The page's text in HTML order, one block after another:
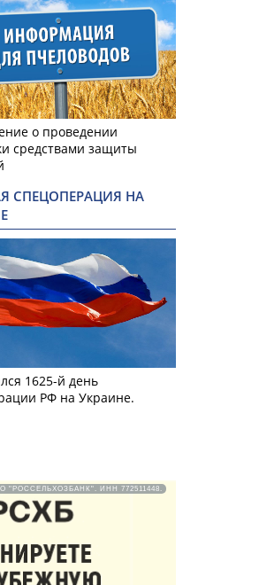
о проведении
средствами защиты
СПЕЦОПЕРАЦИЯ НА
1625-й день
РФ на Украине.
"РОССЕЛЬХОЗБАНК". ИНН 772511448.